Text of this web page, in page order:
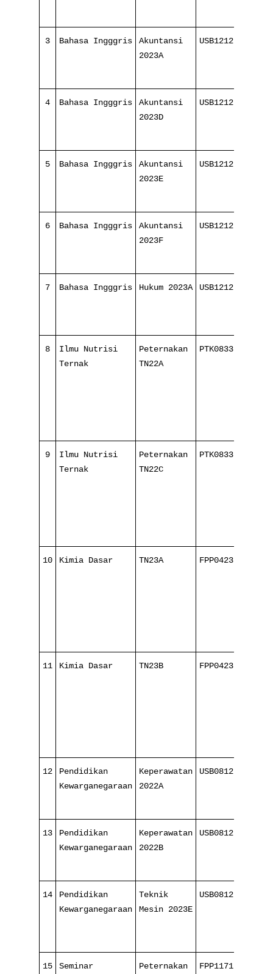
3 Bahasa Ingggris
Akuntansi
2023A
USB1212
4 Bahasa Ingggris
Akuntansi
2023D
USB1212
5 Bahasa Ingggris
Akuntansi
2023E
USB1212
6 Bahasa Ingggris
Akuntansi
2023F
USB1212
7 Bahasa Ingggris Hukum 2023A USB1212
8
Ilmu Nutrisi
Ternak
Peternakan
TN22A
PTK083321
9
Ilmu Nutrisi
Ternak
Peternakan
TN22C
PTK083321
10 Kimia Dasar TN23A FPP042321
11 Kimia Dasar TN23B FPP042321
12
Pendidikan
Kewarganegaraan
Keperawatan
2022A
USB0812
13
Pendidikan
Kewarganegaraan
Keperawatan
2022B
USB0812
14
Pendidikan
Kewarganegaraan
Teknik
Mesin 2023E
USB0812
15 Seminar
Peternakan
FPP117121